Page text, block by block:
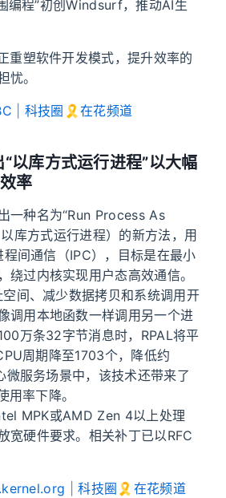
编程”初创Windsurf，推动AI生
重塑软件开发模式，提升效率的
忧。
科技圈🎗在花频道
以库方式运行进程”以大幅
率
一种名为“Run Process As
库方式运行进程）的新方法，用
间通信（IPC），目标是在最小
绕过内核实现用户态高效通信。
间、减少数据拷贝和系统调用开
调用本地函数一样调用另一个进
万条32字节消息时，RPAL将平
周期降至1703个，降低约
微服务场景中，该技术还带来了
用率下降。
MPK或AMD Zen 4以上处理
宽硬件要求。相关补丁已以RFC
|科技圈🎗在花频道